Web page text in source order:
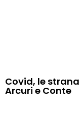
Covid, le
Arcuri e Conte